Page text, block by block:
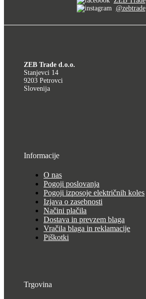
@zebtrade
ZEB Trade d.o.o.
Stanjevci 14
9203 Petrovci
Slovenija
Informacije
O nas
Pogoji poslovanja
Pogoji izposoje električnih koles
Izjava o zasebnosti
Načini plačila
Dostava in prevzem blaga
Vračila blaga in reklamacije
Piškotki
Trgovina